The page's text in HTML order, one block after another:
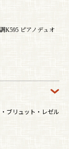
K595 ピアノデュオ
ブリュット・レゼル